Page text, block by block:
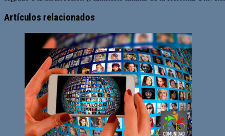
Artículos relacionados